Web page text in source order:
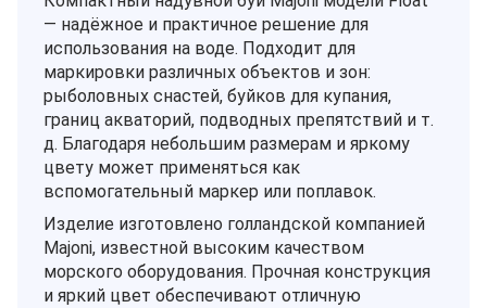
— надёжное и практичное решение для
использования на воде. Подходит для
маркировки различных объектов и зон:
рыболовных снастей, буйков для купания,
границ акваторий, подводных препятствий и т.
д. Благодаря небольшим размерам и яркому
цвету может применяться как
вспомогательный маркер или поплавок.
Изделие изготовлено голландской компанией
Majoni, известной высоким качеством
морского оборудования. Прочная конструкция
и яркий цвет обеспечивают отличную